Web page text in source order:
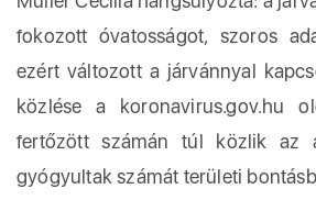
fokozott óvatosságot, szoros
ezért változott a járvánnyal
közlése a koronavirus.gov.hu
fertőzött számán túl közlik az
gyógyultak számát területi